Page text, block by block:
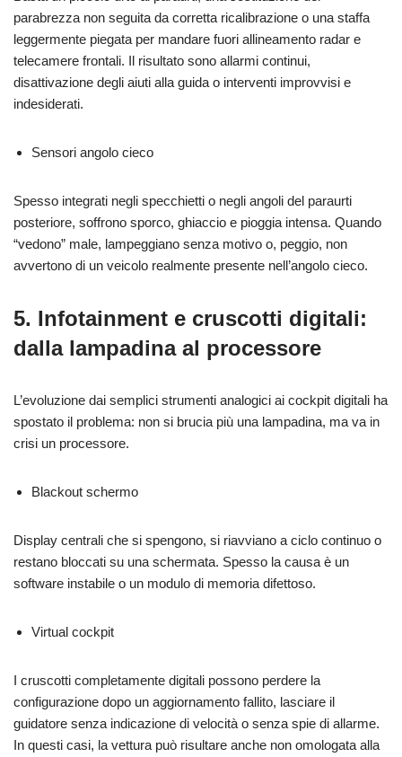
parabrezza non seguita da corretta ricalibrazione o una staffa
leggermente piegata per mandare fuori allineamento radar e
telecamere frontali. Il risultato sono allarmi continui,
disattivazione degli aiuti alla guida o interventi improvvisi e
indesiderati.
Sensori angolo cieco
Spesso integrati negli specchietti o negli angoli del paraurti
posteriore, soffrono sporco, ghiaccio e pioggia intensa. Quando
“vedono” male, lampeggiano senza motivo o, peggio, non
avvertono di un veicolo realmente presente nell’angolo cieco.
5. Infotainment e cruscotti digitali:
dalla lampadina al processore
L’evoluzione dai semplici strumenti analogici ai cockpit digitali ha
spostato il problema: non si brucia più una lampadina, ma va in
crisi un processore.
Blackout schermo
Display centrali che si spengono, si riavviano a ciclo continuo o
restano bloccati su una schermata. Spesso la causa è un
software instabile o un modulo di memoria difettoso.
Virtual cockpit
I cruscotti completamente digitali possono perdere la
configurazione dopo un aggiornamento fallito, lasciare il
guidatore senza indicazione di velocità o senza spie di allarme.
In questi casi, la vettura può risultare anche non omologata alla